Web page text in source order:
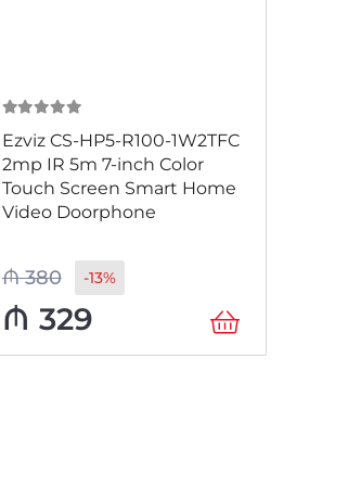
Ezviz CS-HP5-R100-1W2TFC
2mp IR 5m 7-inch Color
Touch Screen Smart Home
Video Doorphone
₼380 -13%
₼ 329